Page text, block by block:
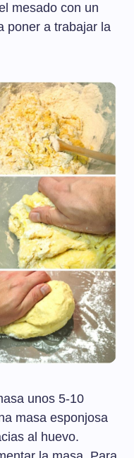
mesado con un
poner a trabajar la
unos 5-10
masa esponjosa
al huevo.